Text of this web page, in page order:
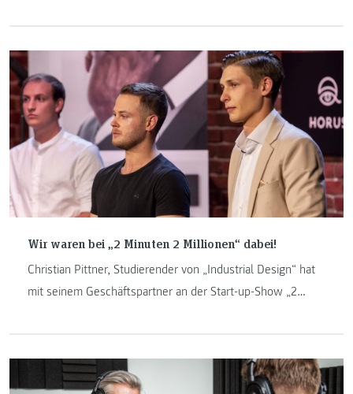
Alumni-Porträt geben sie Einblicke in ihren jetzigen Beruf
und wie die FH JOANNEUM sie darauf vorbereitet hat.
Wir waren bei „2 Minuten 2 Millionen“ dabei!
Christian Pittner, Studierender von „Industrial Design“ hat
mit seinem Geschäftspartner an der Start-up-Show „2